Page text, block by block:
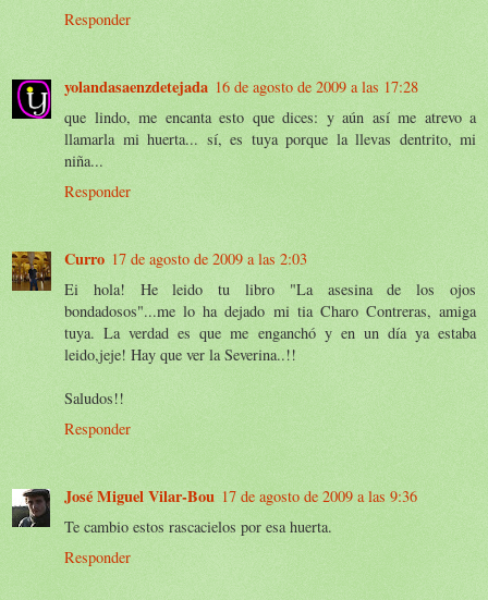
Responder
yolandasaenzdetejada 16 de agosto de 2009 a las 17:28
que lindo, me encanta esto que dices: y aún así me atrevo a
llamarla mi huerta... sí, es tuya porque la llevas dentrito, mi
niña...
Responder
Curro 17 de agosto de 2009 a las 2:03
Ei hola! He leido tu libro "La asesina de los ojos
bondadosos"...me lo ha dejado mi tia Charo Contreras, amiga
tuya. La verdad es que me enganchó y en un día ya estaba
leido,jeje! Hay que ver la Severina..!!
Saludos!!
Responder
José Miguel Vilar-Bou 17 de agosto de 2009 a las 9:36
Te cambio estos rascacielos por esa huerta.
Responder